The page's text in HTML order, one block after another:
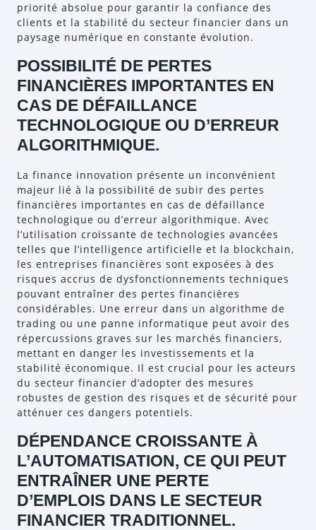
priorité absolue pour garantir la confiance des
clients et la stabilité du secteur financier dans un
paysage numérique en constante évolution.
POSSIBILITÉ DE PERTES
FINANCIÈRES IMPORTANTES EN
CAS DE DÉFAILLANCE
TECHNOLOGIQUE OU D’ERREUR
ALGORITHMIQUE.
La finance innovation présente un inconvénient
majeur lié à la possibilité de subir des pertes
financières importantes en cas de défaillance
technologique ou d’erreur algorithmique. Avec
l’utilisation croissante de technologies avancées
telles que l’intelligence artificielle et la blockchain,
les entreprises financières sont exposées à des
risques accrus de dysfonctionnements techniques
pouvant entraîner des pertes financières
considérables. Une erreur dans un algorithme de
trading ou une panne informatique peut avoir des
répercussions graves sur les marchés financiers,
mettant en danger les investissements et la
stabilité économique. Il est crucial pour les acteurs
du secteur financier d’adopter des mesures
robustes de gestion des risques et de sécurité pour
atténuer ces dangers potentiels.
DÉPENDANCE CROISSANTE À
L’AUTOMATISATION, CE QUI PEUT
ENTRAÎNER UNE PERTE
D’EMPLOIS DANS LE SECTEUR
FINANCIER TRADITIONNEL.